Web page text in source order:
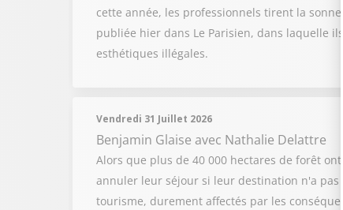
cette année, les professionnels tirent la
publiée hier dans Le Parisien, dans laquelle
esthétiques illégales.
Vendredi 31 Juillet 2026
Benjamin Glaise avec Nathalie Delattre
Alors que plus de 40 000 hectares de forêt
annuler leur séjour si leur destination n'a pas
tourisme, durement affectés par les